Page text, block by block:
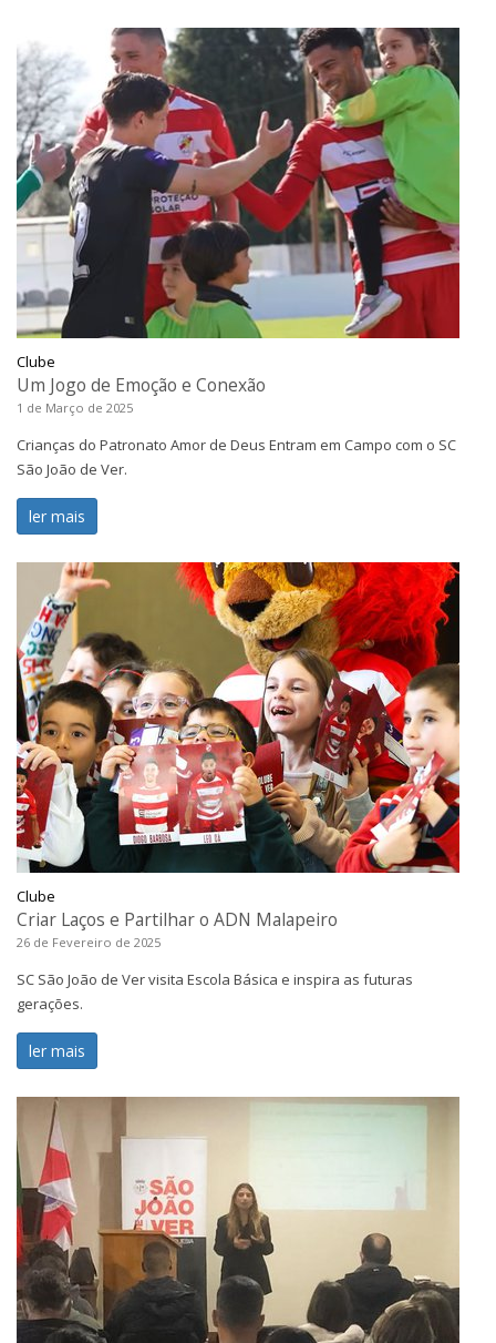
Clube
Um Jogo de Emoção e Conexão
1 de Março de 2025
Crianças do Patronato Amor de Deus Entram em Campo com o SC
São João de Ver.
ler mais
Clube
Criar Laços e Partilhar o ADN Malapeiro
26 de Fevereiro de 2025
SC São João de Ver visita Escola Básica e inspira as futuras
gerações.
ler mais